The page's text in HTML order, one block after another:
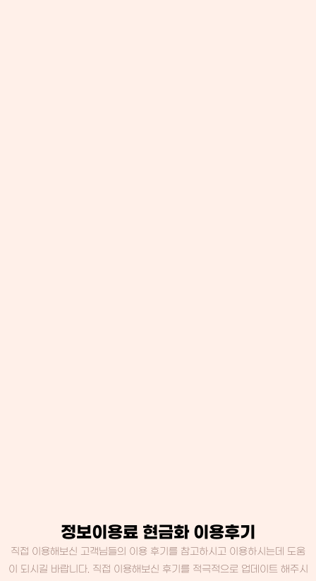
정보이용료 현금화 이용후기
직접 이용해보신 고객님들의 이용 후기를 참고하시고 이용하시는데 도움
이 되시길 바랍니다. 직접 이용해보신 후기를 적극적으로 업데이트 해주시